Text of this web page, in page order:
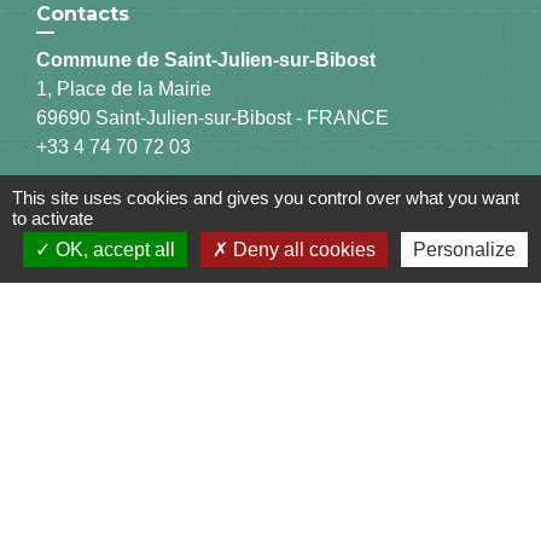
Contacts
Commune de Saint-Julien-sur-Bibost
1, Place de la Mairie
69690 Saint-Julien-sur-Bibost - FRANCE
+33 4 74 70 72 03
This site uses cookies and gives you control over what you want
to activate
OK, accept all
Deny all cookies Personalize